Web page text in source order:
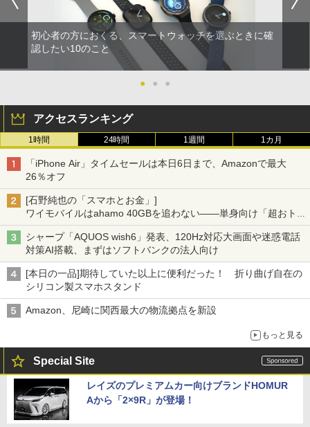
初心者の方におくる、スマートウォッチを選ぶときに確
認したい10のこと
● ● ●
アクセスランキング
1時間 24時間 1週間 1カ月
「iPhone Air」タイムセールは本日6日まで、Amazonで最大
26％オフ
[石野純也の「スマホとお金」]
ワイモバイルはahamo 40GBを追わない――単身向け「超おトク
割」の安さと1年限定の注意点
シャープ「AQUOS wish6」発表、120Hz対応大画面や迷惑電話
対策AI搭載、まずはソフトバンクの法人向け
[本日の一品]期待していた以上に便利だった！ 折り曲げ自在の
シリコン製スマホスタンド
Amazon、尼崎に関西最大の物流拠点を新設
もっと見る
Special Site
レイズのプレミアムカー向けブランドHOMUR
Aから「2×9R」が登場！